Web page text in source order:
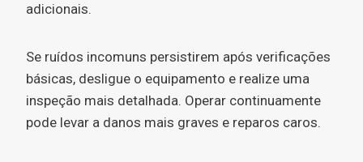
adicionais.
Se ruídos incomuns persistirem após verificações
básicas, desligue o equipamento e realize uma
inspeção mais detalhada. Operar continuamente
pode levar a danos mais graves e reparos caros.